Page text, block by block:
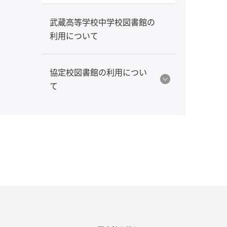
武蔵高等学校中学校図書館の
利用について
協定校図書館の利用につい
て